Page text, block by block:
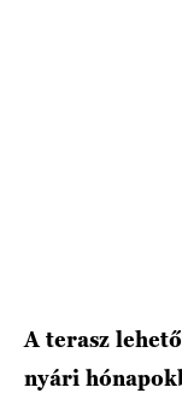
A terasz
nyári